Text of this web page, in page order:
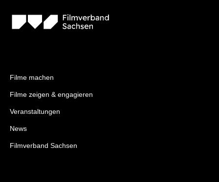
Filme machen
Filme zeigen & engagieren
Veranstaltungen
News
Filmverband Sachsen